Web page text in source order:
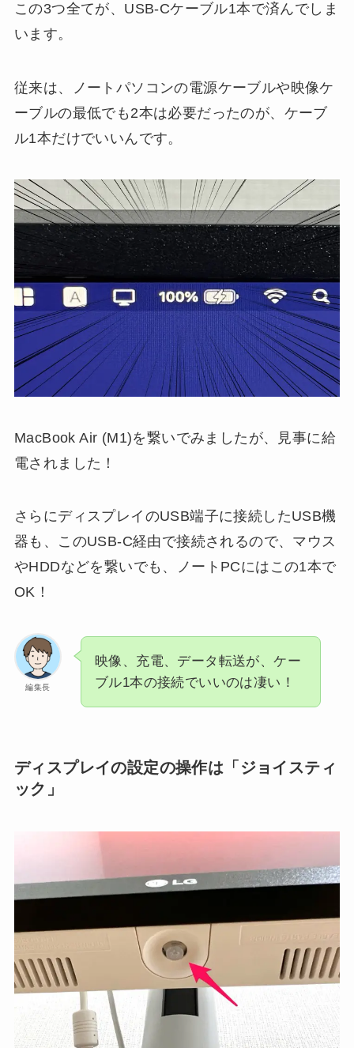
この3つ全てが、USB-Cケーブル1本で済んでしま
います。
従来は、ノートパソコンの電源ケーブルや映像ケ
ーブルの最低でも2本は必要だったのが、ケーブ
ル1本だけでいいんです。
MacBook Air (M1)を繋いでみましたが、見事に給
電されました！
さらにディスプレイのUSB端子に接続したUSB機
器も、このUSB-C経由で接続されるので、マウス
やHDDなどを繋いでも、ノートPCにはこの1本で
OK！
編集長
映像、充電、データ転送が、ケー
ブル1本の接続でいいのは凄い！
ディスプレイの設定の操作は「ジョイスティ
ック」